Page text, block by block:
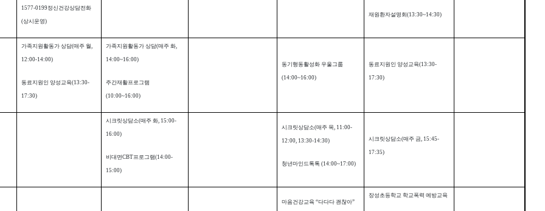
1577-0199정신건강상담전화
(상시운영)
재원환자설명회(13:30~14:30)
가족지원활동가 상담(매주 월,
12:00-14:00)
동료지원인 양성교육(13:30-
17:30)
가족지원활동가 상담(매주 화,
14:00~16:00)
주간재활프로그램
(10:00~16:00)
동기행동활성화 우울그룹
(14:00~16:00)
동료지원인 양성교육(13:30-
17:30)
시크릿상담소(매주 화, 15:00-
16:00)
비대면CBT프로그램(14:00-
15:00)
시크릿상담소(매주 목, 11:00-
12:00, 13:30-14:30)
청년마인드톡톡 (14:00~17:00)
시크릿상담소(매주 금, 15:45-
17:35)
마음건강교육 “다다다 괜찮아”
장성초등학교 학교폭력 예방교육